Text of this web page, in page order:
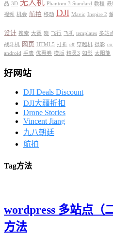
品 3D 无人机 Phantom 3 Standard 教程 最
视频 机会 航拍 移动 DJI Mavic Inspire 2
设计 搜索 大赛 晓 飞行 飞机 templates 多站
战斗机 网页 HTML5 打折 c# 穿越机 摄影
android 手表 优惠券 模版 精灵3 如影 太阳能
好网站
DJI Deals Discount
DJI大疆折扣
Drone Stories
Vincent Jiang
九八朝廷
航拍
Tag方法
wordpress 多站点（
方法